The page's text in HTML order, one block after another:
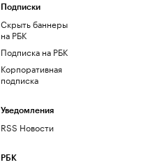
Подписки
Скрыть баннеры
на РБК
Подписка на РБК
Корпоративная
подписка
Уведомления
RSS Новости
РБК